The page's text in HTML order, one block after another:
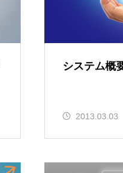
システム概
2013.03.03